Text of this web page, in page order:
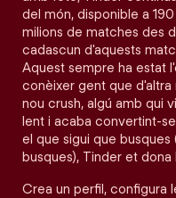
del món, disponible a
milions de matches des
cadascun d'aquests
Aquest sempre ha estat
conèixer gent que d'altra
nou crush, algú amb qui
lent i acaba convertint-
el que sigui que
busques), Tinder et
Crea un perfil, configura